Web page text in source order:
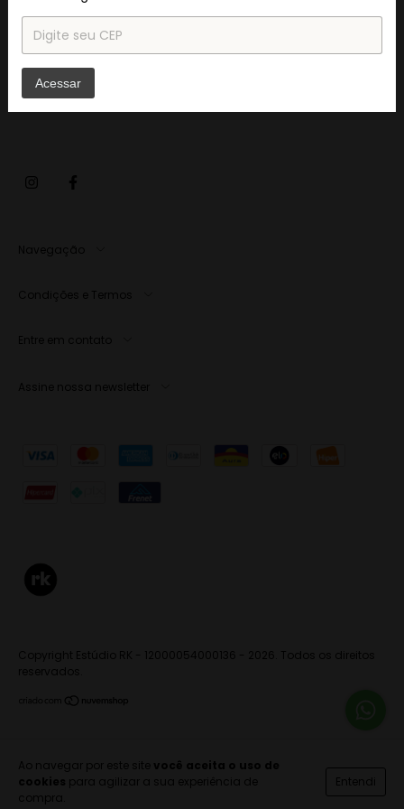
Ao navegar por este site você aceita o uso de
cookies para agilizar a sua experiência de
compra.
Entendi
Pop / Piso
Navegação
Condições e Termos
Entre em contato
Assine nossa newsletter
Copyright Estúdio RK - 12000054000136 - 2026. Todos os direitos
reservados.
Acessar